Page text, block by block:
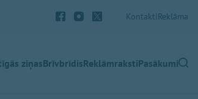
KontaktiReklāma
ziņasBrīvbrīdisReklāmrakstiPasākumi